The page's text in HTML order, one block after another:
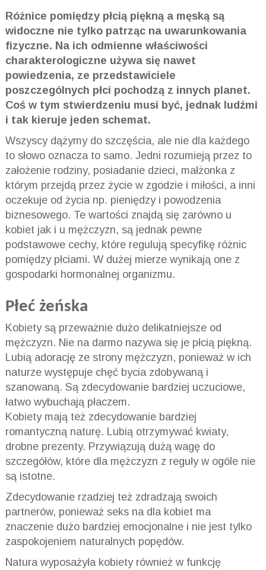
Różnice pomiędzy płcią piękną a męską są
widoczne nie tylko patrząc na uwarunkowania
fizyczne. Na ich odmienne właściwości
charakterologiczne używa się nawet
powiedzenia, ze przedstawiciele
poszczególnych płci pochodzą z innych planet.
Coś w tym stwierdzeniu musi być, jednak ludźmi
i tak kieruje jeden schemat.
Wszyscy dążymy do szczęścia, ale nie dla każdego
to słowo oznacza to samo. Jedni rozumieją przez to
założenie rodziny, posiadanie dzieci, małżonka z
którym przejdą przez życie w zgodzie i miłości, a inni
oczekuje od życia np. pieniędzy i powodzenia
biznesowego. Te wartości znajdą się zarówno u
kobiet jak i u mężczyzn, są jednak pewne
podstawowe cechy, które regulują specyfikę różnic
pomiędzy płciami. W dużej mierze wynikają one z
gospodarki hormonalnej organizmu.
Płeć żeńska
Kobiety są przeważnie dużo delikatniejsze od
mężczyzn. Nie na darmo nazywa się je płcią piękną.
Lubią adorację ze strony mężczyzn, ponieważ w ich
naturze występuje chęć bycia zdobywaną i
szanowaną. Są zdecydowanie bardziej uczuciowe,
łatwo wybuchają płaczem.
Kobiety mają też zdecydowanie bardziej
romantyczną naturę. Lubią otrzymywać kwiaty,
drobne prezenty. Przywiązują dużą wagę do
szczegółów, które dla mężczyzn z reguły w ogóle nie
są istotne.
Zdecydowanie rzadziej też zdradzają swoich
partnerów, ponieważ seks na dla kobiet ma
znaczenie dużo bardziej emocjonalne i nie jest tylko
zaspokojeniem naturalnych popędów.
Natura wyposażyła kobiety również w funkcję